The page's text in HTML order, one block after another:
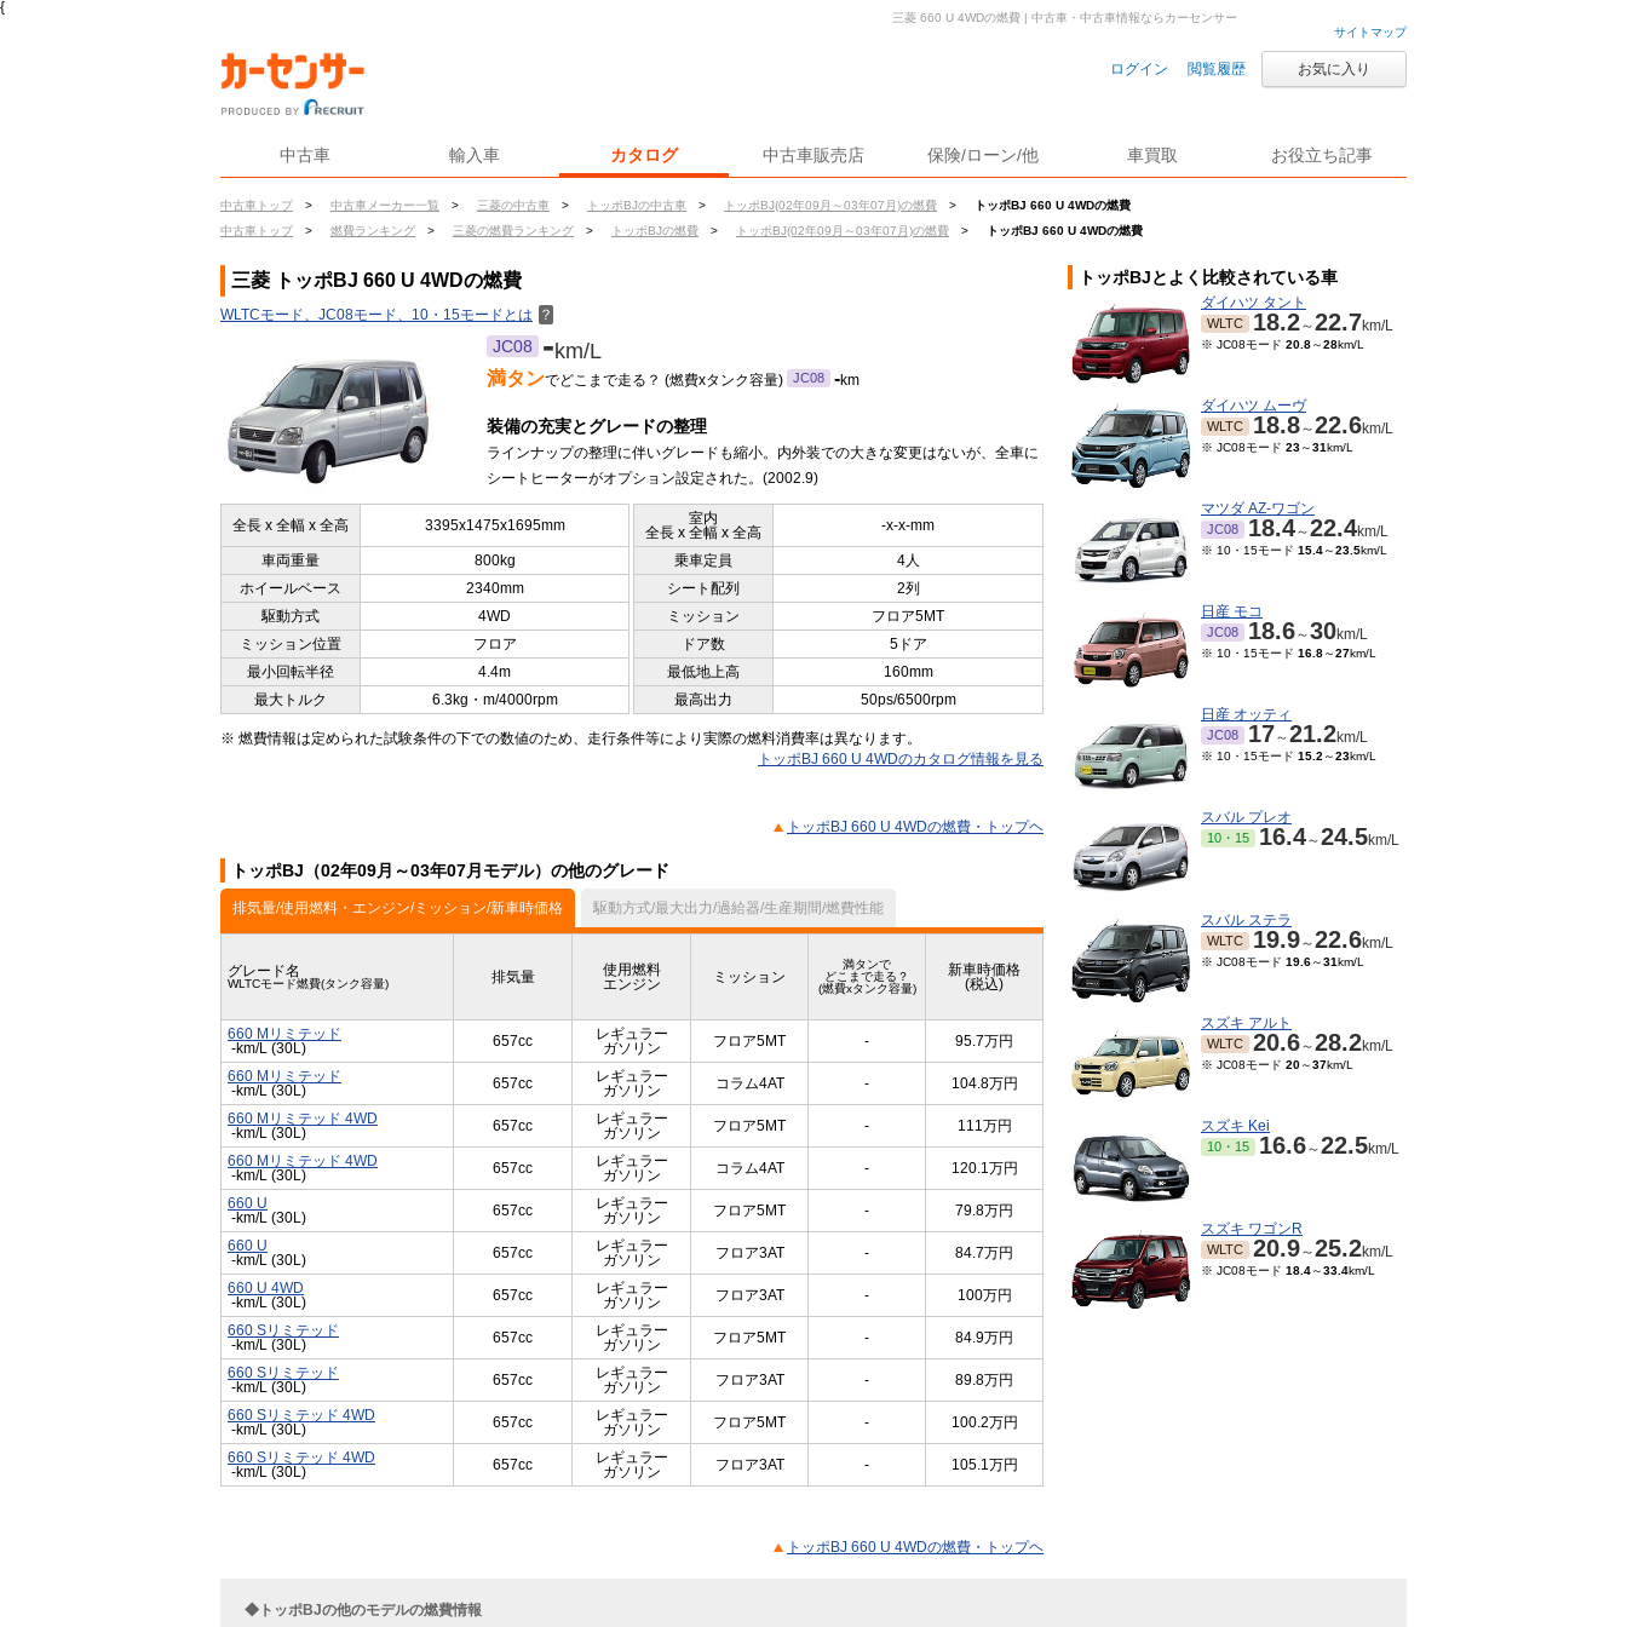
{
サイトマップ
ログイン 閲覧履歴 お気に入り
中古車 輸入車 カタログ 中古車販売店 保険/ローン/他 車買取 お役立ち記事
中古車トップ > 中古車メーカー一覧 > 三菱の中古車 > トッポBJの中古車 > トッポBJ(02年09月～03年07月)の燃費 >
トッポBJ 660 U 4WDの燃費
中古車トップ
> 燃費ランキング > 三菱の燃費ランキング > トッポBJの燃費 > トッポBJ(02年09月～03年07月)の燃費 > トッポBJ 660 U 4WDの燃費
三菱 660 U 4WDの燃費 | 中古車・中古車情報ならカーセンサー
三菱 トッポBJ 660 U 4WDの燃費
WLTCモード、JC08モード、10・15モードとは ？
JC08 -km/L
満タンでどこまで走る？ (燃費xタンク容量) JC08 -km
装備の充実とグレードの整理
ラインナップの整理に伴いグレードも縮小。内外装での大きな変更はないが、全車に
シートヒーターがオプション設定された。(2002.9)
全長 x 全幅 x 全高 3395x1475x1695mm
室内
全長 x 全幅 x 全高
-x-x-mm
車両重量 800kg 乗車定員
4人
ホイールベース
2340mm シート配列
2列
駆動方式
4WD ミッション
フロア5MT
ミッション位置
フロア ドア数
5ドア
最小回転半径
4.4m 最低地上高
160mm
最大トルク
6.3kg・m/4000rpm 最高出力 50ps/6500rpm
※ 燃費情報は定められた試験条件の下での数値のため、走行条件等により実際の燃料消費率は異なります。
トッポBJ 660 U 4WDのカタログ情報を見る
トッポBJ 660 U 4WDの燃費・トップヘ
トッポBJ（02年09月～03年07月モデル）の他のグレード
排気量/使用燃料・エンジン/ミッション/新車時価格 駆動方式/最大出力/過給器/生産期間/燃費性能
グレード名
WLTCモード燃費(タンク容量) 排気量
使用燃料
エンジン
ミッション
満タンで
どこまで走る？
(燃費xタンク容量)
新車時価格
(税込)
660 Mリミテッド
-km/L (30L)
657cc
レギュラー
ガソリン
フロア5MT - 95.7万円
660 Mリミテッド
-km/L (30L)
657cc
レギュラー
ガソリン
コラム4AT - 104.8万円
660 Mリミテッド 4WD
-km/L (30L)
657cc
レギュラー
ガソリン
フロア5MT - 111万円
660 Mリミテッド 4WD
-km/L (30L)
657cc
レギュラー
ガソリン
コラム4AT - 120.1万円
660 U
-km/L (30L)
657cc
レギュラー
ガソリン
フロア5MT - 79.8万円
660 U
-km/L (30L)
657cc
レギュラー
ガソリン
フロア3AT - 84.7万円
660 U 4WD
-km/L (30L)
657cc
レギュラー
ガソリン
フロア3AT - 100万円
660 Sリミテッド
-km/L (30L)
657cc
レギュラー
ガソリン
フロア5MT - 84.9万円
660 Sリミテッド
-km/L (30L)
657cc
レギュラー
ガソリン
フロア3AT - 89.8万円
660 Sリミテッド 4WD
-km/L (30L)
657cc
レギュラー
ガソリン
フロア5MT - 100.2万円
660 Sリミテッド 4WD
-km/L (30L)
657cc
レギュラー
ガソリン
フロア3AT - 105.1万円
トッポBJ 660 U 4WDの燃費・トップヘ
トッポBJとよく比較されている車
ダイハツ タント
WLTC 18.2～22.7km/L
※ JC08モード 20.8～28km/L
ダイハツ ムーヴ
WLTC 18.8～22.6km/L
※ JC08モード 23～31km/L
マツダ AZ-ワゴン
JC08 18.4～22.4km/L
※ 10・15モード 15.4～23.5km/L
日産 モコ
JC08 18.6～30km/L
※ 10・15モード 16.8～27km/L
日産 オッティ
JC08 17～21.2km/L
※ 10・15モード 15.2 ～23km/L
スバル プレオ
10・15 16.4～24.5km/L
スバル ステラ
WLTC 19.9～22.6km/L
※ JC08モード 19.6～31km/L
スズキ アルト
WLTC 20.6～28.2km/L
※ JC08モード 20～37km/L
スズキ Kei
10・15 16.6～22.5km/L
スズキ ワゴンR
WLTC 20.9～25.2km/L
※ JC08モード 18.4～33.4km/L
◆トッポBJの他のモデルの燃費情報